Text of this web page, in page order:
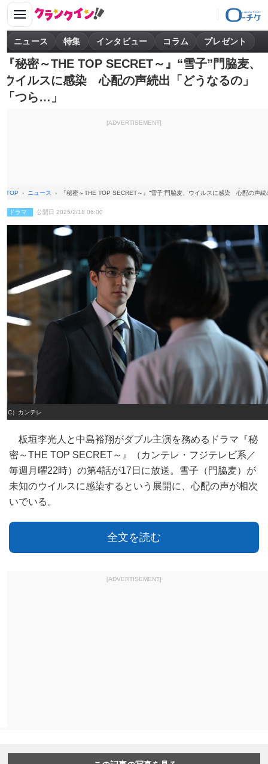
ニュース 特集 インタビュー コラム プレゼント
『秘密～THE TOP SECRET～』“雪子”門脇麦、
ウイルスに感染 心配の声続出「どうなるの」
「つら…」
[ADVERTISEMENT]
TOP ニュース 『秘密～THE TOP SECRET～』“雪子”門脇麦、ウイルスに感染 心配の声
ドラマ 公開日 2025/2/18 06:00
（C）カンテレ
板垣李光人と中島裕翔がダブル主演を務めるドラマ『秘
密～THE TOP SECRET～』（カンテレ・フジテレビ系／
毎週月曜22時）の第4話が17日に放送。雪子（門脇麦）が
未知のウイルスに感染するという展開に、心配の声が相次
いでいる。
全文を読む
[ADVERTISEMENT]